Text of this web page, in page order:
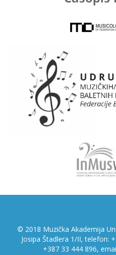
© 2018 Muzička Akademija
Josipa Štadlera 1/II, telefon:
+387 33 444 896,